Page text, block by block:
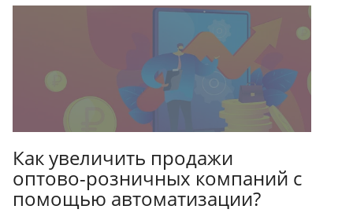
Как увеличить продажи
оптово-розничных компаний с
помощью автоматизации?